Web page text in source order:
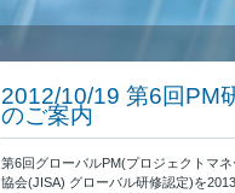
2012/10/19 第6回PM
のご案内
第6回グローバルPM(プロジェクトマ
協会(JISA) グローバル研修認定)を